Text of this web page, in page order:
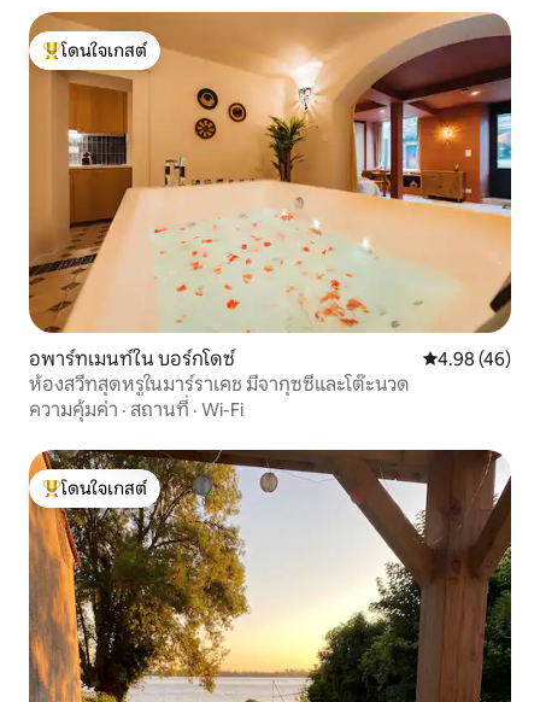
โดนใจเกสต์ที่สุด
โดนใจเกสต์
อพาร์ทเมนท์ใน บอร์กโดซ์ คะแนนเฉลี่ย
4.98 (46)
ห้องสวีทสุดหรูในมาร์ราเคช มีจากุซซี่และโต๊ะนวด
ความคุ้มค่า · สถานที่ · Wi-Fi
โดนใจเกสต์ที่สุด
โดนใจเกสต์